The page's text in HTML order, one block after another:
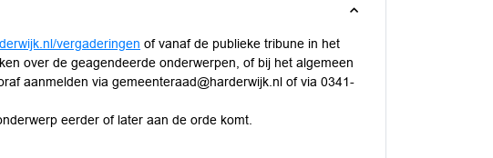
vergaderingen of vanaf de publieke tribune in het
over de geagendeerde onderwerpen, of bij het algemeen
aanmelden via gemeenteraad@harderwijk.nl of via 0341-
eerder of later aan de orde komt.